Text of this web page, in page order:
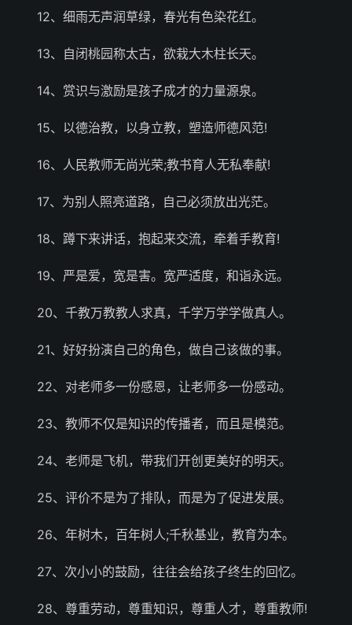
12、细雨无声润草绿，春光有色染花红。
13、自闭桃园称太古，欲栽大木柱长天。
14、赏识与激励是孩子成才的力量源泉。
15、以德治教，以身立教，塑造师德风范!
16、人民教师无尚光荣;教书育人无私奉献!
17、为别人照亮道路，自己必须放出光茫。
18、蹲下来讲话，抱起来交流，牵着手教育!
19、严是爱，宽是害。宽严适度，和诣永远。
20、千教万教教人求真，千学万学学做真人。
21、好好扮演自己的角色，做自己该做的事。
22、对老师多一份感恩，让老师多一份感动。
23、教师不仅是知识的传播者，而且是模范。
24、老师是飞机，带我们开创更美好的明天。
25、评价不是为了排队，而是为了促进发展。
26、年树木，百年树人;千秋基业，教育为本。
27、次小小的鼓励，往往会给孩子终生的回忆。
28、尊重劳动，尊重知识，尊重人才，尊重教师!